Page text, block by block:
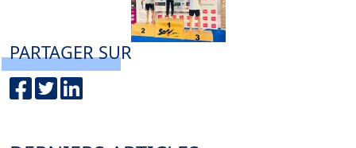
PARTAGER SUR